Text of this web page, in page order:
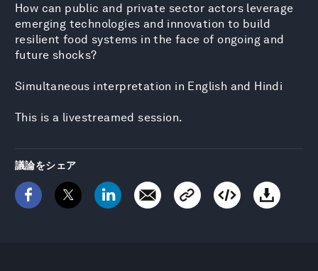
How can public and private sector actors leverage
emerging technologies and innovation to build
resilient food systems in the face of ongoing and
future shocks?
Simultaneous interpretation in English and Hindi
This is a livestreamed session.
議論をシェア